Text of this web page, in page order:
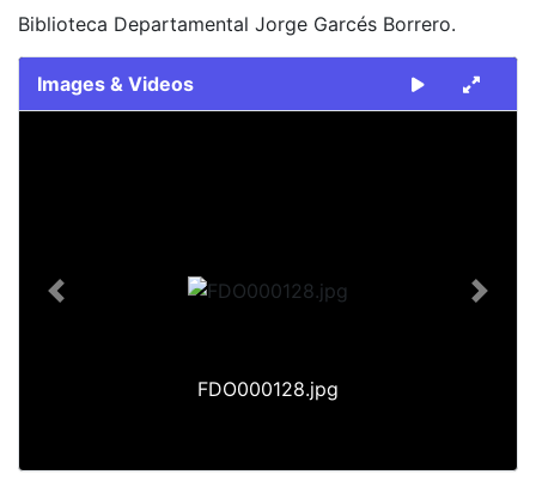
Biblioteca Departamental Jorge Garcés Borrero.
Images & Videos
FDO000128.jpg
Previous Next